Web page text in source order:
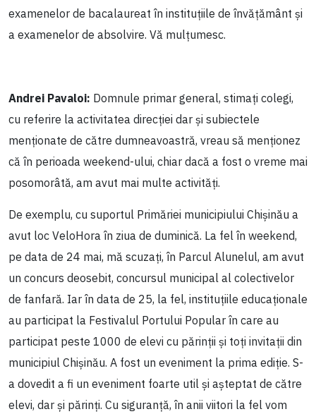
examenelor de bacalaureat în instituțiile de învățământ și
a examenelor de absolvire. Vă mulțumesc.
Andrei Pavaloi: Domnule primar general, stimați colegi,
cu referire la activitatea direcției dar și subiectele
menționate de către dumneavoastră, vreau să menționez
că în perioada weekend-ului, chiar dacă a fost o vreme mai
posomorâtă, am avut mai multe activități.
De exemplu, cu suportul Primăriei municipiului Chișinău a
avut loc VeloHora în ziua de duminică. La fel în weekend,
pe data de 24 mai, mă scuzați, în Parcul Alunelul, am avut
un concurs deosebit, concursul municipal al colectivelor
de fanfară. Iar în data de 25, la fel, instituțiile educaționale
au participat la Festivalul Portului Popular în care au
participat peste 1000 de elevi cu părinții și toți invitații din
municipiul Chișinău. A fost un eveniment la prima ediție. S-
a dovedit a fi un eveniment foarte util și așteptat de către
elevi, dar și părinți. Cu siguranță, în anii viitori la fel vom